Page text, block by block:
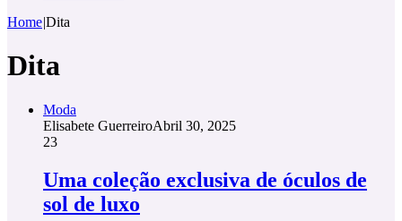
Home|Dita
Dita
Moda
Elisabete GuerreiroAbril 30, 2025
23
Uma coleção exclusiva de óculos de
sol de luxo